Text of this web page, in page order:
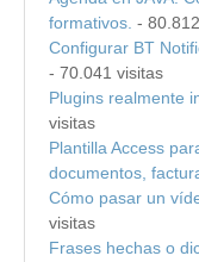
formativos. -
Configurar BT
- 70.041 visitas
Plugins realmente
visitas
Plantilla Access
documentos,
Cómo pasar un
visitas
Frases hechas o